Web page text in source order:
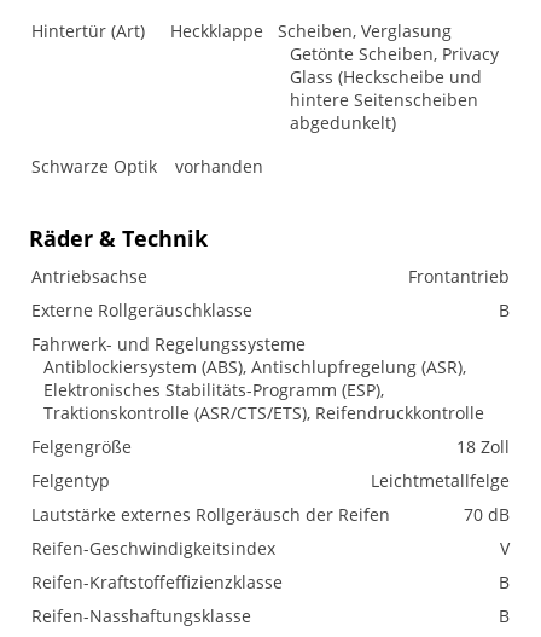
Hintertür (Art) Heckklappe
Scheiben, Verglasung
Getönte Scheiben, Privacy
Glass (Heckscheibe und
hintere Seitenscheiben
abgedunkelt)
Schwarze Optik
vorhanden
Räder & Technik
Antriebsachse
Frontantrieb
Externe Rollgeräuschklasse
B
Fahrwerk- und Regelungssysteme
Antiblockiersystem (ABS), Antischlupfregelung (ASR),
Elektronisches Stabilitäts-Programm (ESP),
Traktionskontrolle (ASR/CTS/ETS), Reifendruckkontrolle
Felgengröße
18 Zoll
Felgentyp
Leichtmetallfelge
Lautstärke externes Rollgeräusch der Reifen
70 dB
Reifen-Geschwindigkeitsindex
V
Reifen-Kraftstoffeffizienzklasse
B
Reifen-Nasshaftungsklasse
B